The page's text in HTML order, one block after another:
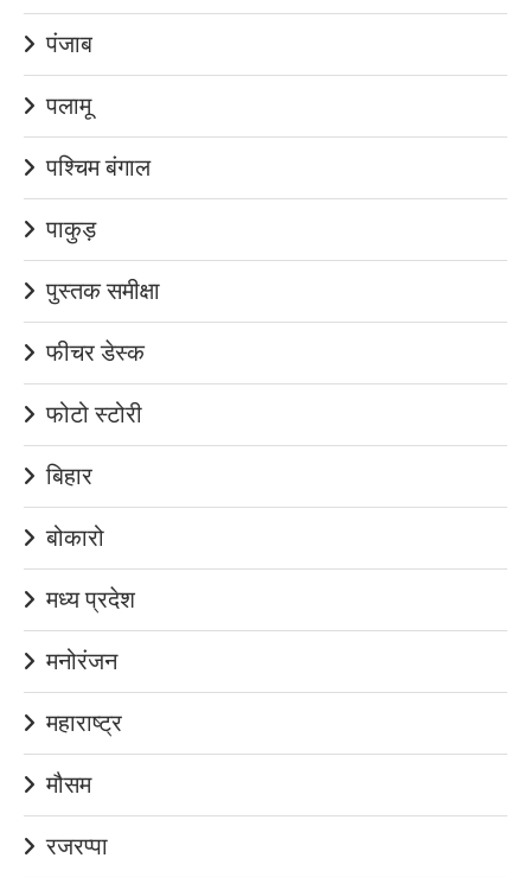
पंजाब
पलामू
पश्चिम बंगाल
पाकुड़
पुस्तक समीक्षा
फीचर डेस्क
फोटो स्टोरी
बिहार
बोकारो
मध्य प्रदेश
मनोरंजन
महाराष्ट्र
मौसम
रजरप्पा